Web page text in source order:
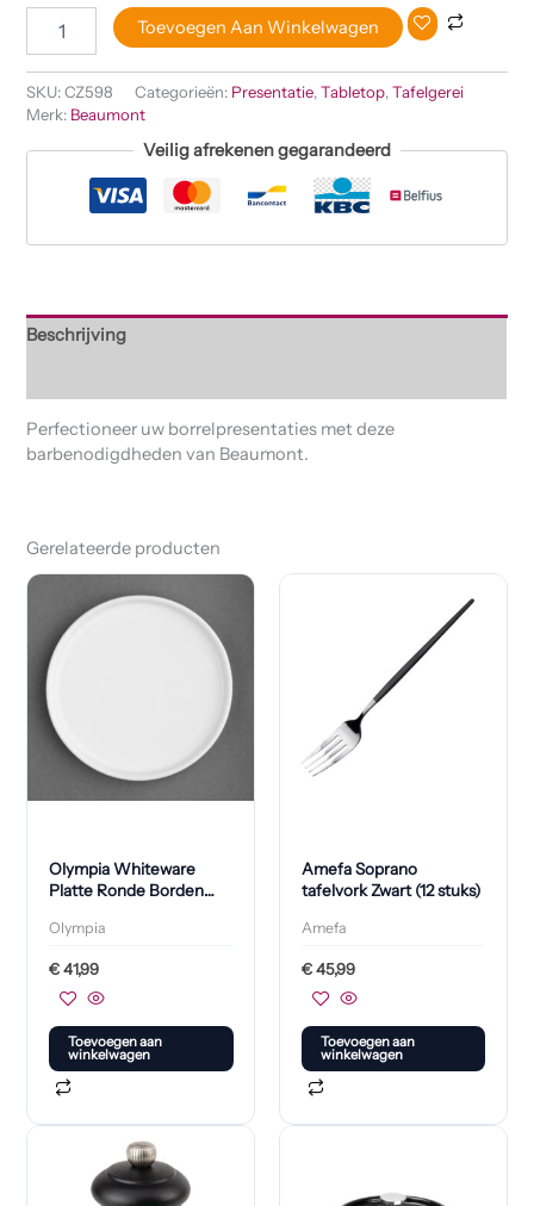
Toevoegen Aan Winkelwagen
SKU:CZ598 Categorieën: Presentatie,Tabletop,Tafelgerei
Merk: Beaumont
Veilig afrekenen gegarandeerd
Beschrijving
Perfectioneer uw borrelpresentaties met deze
barbenodigdheden van Beaumont.
Gerelateerde producten
Olympia Whiteware
Platte Ronde Borden
Olympia
€41,99
Toevoegen aan
winkelwagen
Amefa Soprano
tafelvork Zwart (12 stuks)
Amefa
€45,99
Toevoegen aan
winkelwagen